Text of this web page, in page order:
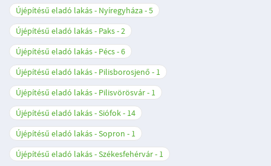
Újépítésű eladó lakás - Nyíregyháza 5
Újépítésű eladó lakás - Paks 2
Újépítésű eladó lakás - Pécs 6
Újépítésű eladó lakás - Pilisborosjenő
1
Újépítésű eladó lakás - Pilisvörösvár
1
Újépítésű eladó lakás - Siófok
14
Újépítésű eladó lakás - Sopron
1
Újépítésű eladó lakás - Székesfehérvár
1